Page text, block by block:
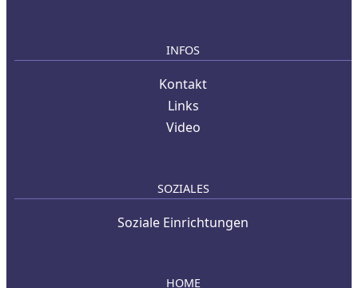
INFOS
Kontakt
Links
Video
SOZIALES
Soziale Einrichtungen
HOME